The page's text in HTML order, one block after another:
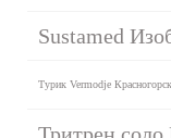
Sustamed
Турик Vermodje Красногорск